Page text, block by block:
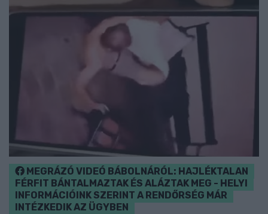
MEGRÁZÓ VIDEÓ BÁBOLNÁRÓL: HAJLÉKTALAN
FÉRFIT BÁNTALMAZTAK ÉS ALÁZTAK MEG - HELYI
INFORMÁCIÓINK SZERINT A RENDŐRSÉG MÁR
INTÉZKEDIK AZ ÜGYBEN